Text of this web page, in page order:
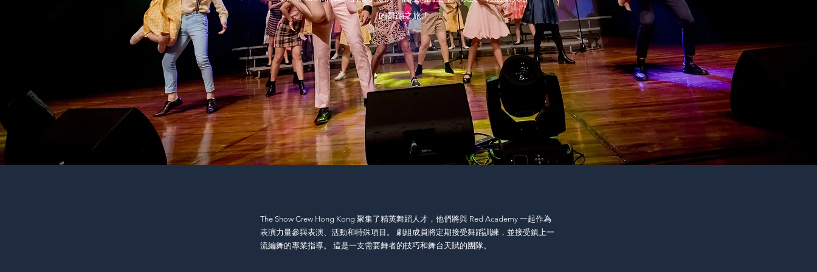
的舞蹈之旅！
The Show Crew Hong Kong 聚集了精英舞蹈人才，他們將與 Red Academy 一起作為
表演力量參與表演、活動和特殊項目。 劇組成員將定期接受舞蹈訓練，並接受鎮上一
流編舞的專業指導。 這是一支需要舞者的技巧和舞台天賦的團隊。